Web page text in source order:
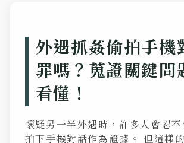
外遇抓姦偷拍手機
罪嗎？蒐證關鍵問
看懂！
懷疑另一半外遇時，許多人會忍
拍下手機對話作為證據。 但這樣